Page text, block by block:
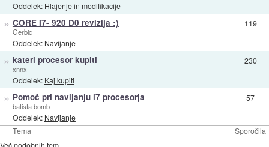
Tema Sporočila
Oddelek: Hlajenje in modifikacije
» CORE I7- 920 D0 revizija :)
Gerbic
Oddelek: Navijanje
119
» kateri procesor kupiti
xnnx
Oddelek: Kaj kupiti
230
» Pomoč pri navijanju i7 procesorja
batista bomb
Oddelek: Navijanje
57
Več podobnih tem